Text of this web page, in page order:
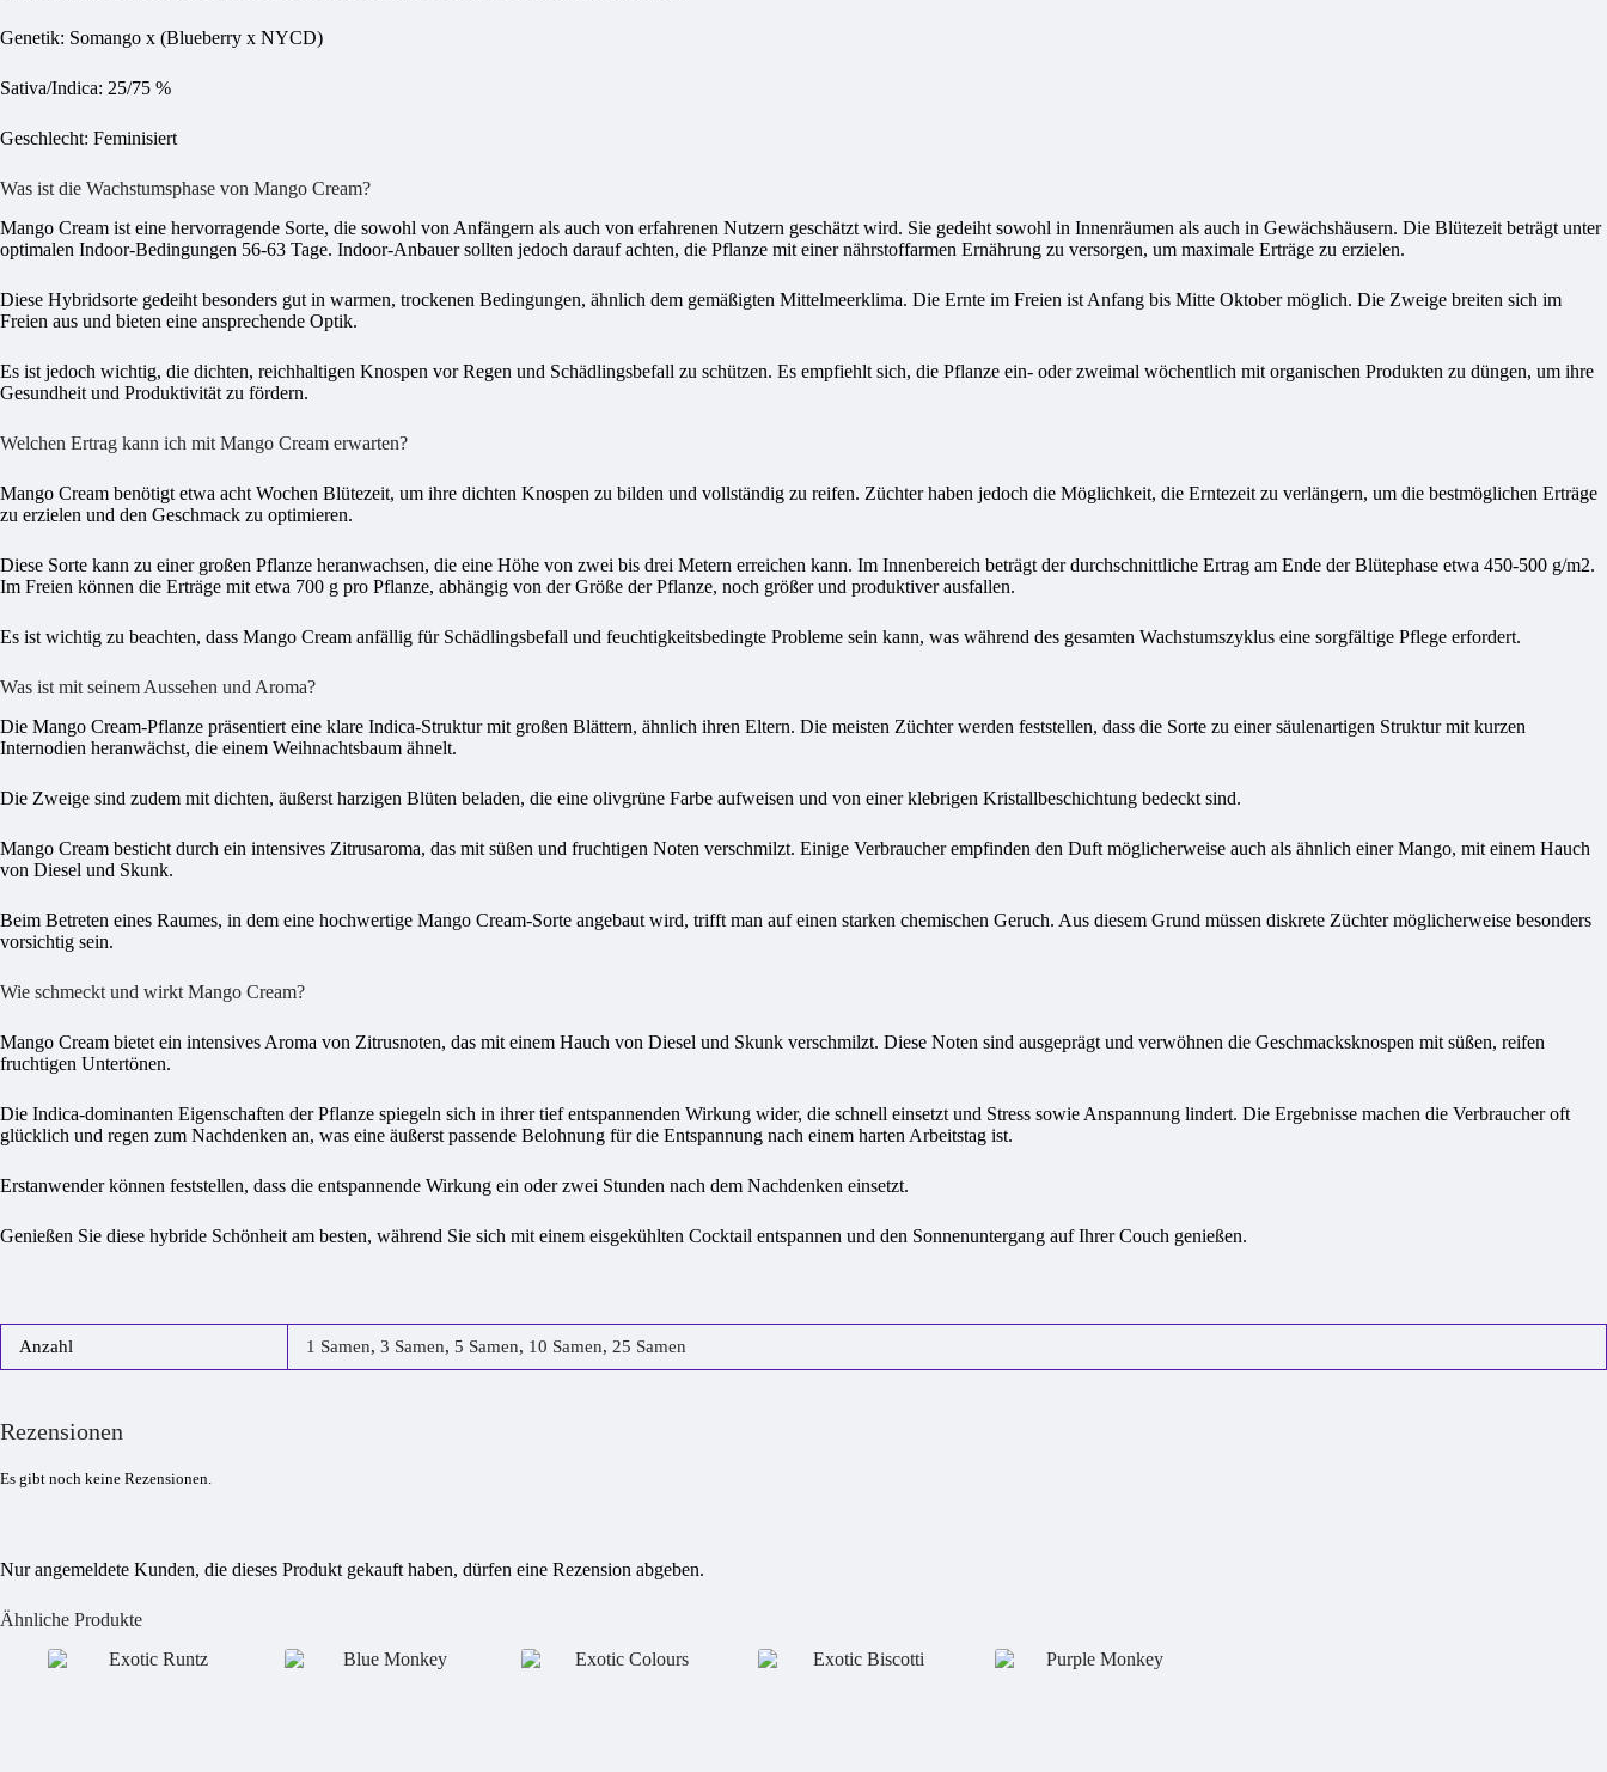
Genetik: Somango x (Blueberry x NYCD)
Sativa/Indica: 25/75 %
Geschlecht: Feminisiert
Was ist die Wachstumsphase von Mango Cream?
Mango Cream ist eine hervorragende Sorte, die sowohl von Anfängern als auch von erfahrenen Nutzern geschätzt wird. Sie gedeiht sowohl in Innenräumen als auch in Gewächshäusern. Die Blütezeit beträgt unter
optimalen Indoor-Bedingungen 56-63 Tage. Indoor-Anbauer sollten jedoch darauf achten, die Pflanze mit einer nährstoffarmen Ernährung zu versorgen, um maximale Erträge zu erzielen.
Diese Hybridsorte gedeiht besonders gut in warmen, trockenen Bedingungen, ähnlich dem gemäßigten Mittelmeerklima. Die Ernte im Freien ist Anfang bis Mitte Oktober möglich. Die Zweige breiten sich im
Freien aus und bieten eine ansprechende Optik.
Es ist jedoch wichtig, die dichten, reichhaltigen Knospen vor Regen und Schädlingsbefall zu schützen. Es empfiehlt sich, die Pflanze ein- oder zweimal wöchentlich mit organischen Produkten zu düngen, um ihre
Gesundheit und Produktivität zu fördern.
Welchen Ertrag kann ich mit Mango Cream erwarten?
Mango Cream benötigt etwa acht Wochen Blütezeit, um ihre dichten Knospen zu bilden und vollständig zu reifen. Züchter haben jedoch die Möglichkeit, die Erntezeit zu verlängern, um die bestmöglichen Erträge
zu erzielen und den Geschmack zu optimieren.
Diese Sorte kann zu einer großen Pflanze heranwachsen, die eine Höhe von zwei bis drei Metern erreichen kann. Im Innenbereich beträgt der durchschnittliche Ertrag am Ende der Blütephase etwa 450-500 g/m2.
Im Freien können die Erträge mit etwa 700 g pro Pflanze, abhängig von der Größe der Pflanze, noch größer und produktiver ausfallen.
Es ist wichtig zu beachten, dass Mango Cream anfällig für Schädlingsbefall und feuchtigkeitsbedingte Probleme sein kann, was während des gesamten Wachstumszyklus eine sorgfältige Pflege erfordert.
Was ist mit seinem Aussehen und Aroma?
Die Mango Cream-Pflanze präsentiert eine klare Indica-Struktur mit großen Blättern, ähnlich ihren Eltern. Die meisten Züchter werden feststellen, dass die Sorte zu einer säulenartigen Struktur mit kurzen
Internodien heranwächst, die einem Weihnachtsbaum ähnelt.
Die Zweige sind zudem mit dichten, äußerst harzigen Blüten beladen, die eine olivgrüne Farbe aufweisen und von einer klebrigen Kristallbeschichtung bedeckt sind.
Mango Cream besticht durch ein intensives Zitrusaroma, das mit süßen und fruchtigen Noten verschmilzt. Einige Verbraucher empfinden den Duft möglicherweise auch als ähnlich einer Mango, mit einem Hauch
von Diesel und Skunk.
Beim Betreten eines Raumes, in dem eine hochwertige Mango Cream-Sorte angebaut wird, trifft man auf einen starken chemischen Geruch. Aus diesem Grund müssen diskrete Züchter möglicherweise besonders
vorsichtig sein.
Wie schmeckt und wirkt Mango Cream?
Mango Cream bietet ein intensives Aroma von Zitrusnoten, das mit einem Hauch von Diesel und Skunk verschmilzt. Diese Noten sind ausgeprägt und verwöhnen die Geschmacksknospen mit süßen, reifen
fruchtigen Untertönen.
Die Indica-dominanten Eigenschaften der Pflanze spiegeln sich in ihrer tief entspannenden Wirkung wider, die schnell einsetzt und Stress sowie Anspannung lindert. Die Ergebnisse machen die Verbraucher oft
glücklich und regen zum Nachdenken an, was eine äußerst passende Belohnung für die Entspannung nach einem harten Arbeitstag ist.
Erstanwender können feststellen, dass die entspannende Wirkung ein oder zwei Stunden nach dem Nachdenken einsetzt.
Genießen Sie diese hybride Schönheit am besten, während Sie sich mit einem eisgekühlten Cocktail entspannen und den Sonnenuntergang auf Ihrer Couch genießen.
Anzahl 1 Samen, 3 Samen, 5 Samen, 10 Samen, 25 Samen
Rezensionen
Es gibt noch keine Rezensionen.
Nur angemeldete Kunden, die dieses Produkt gekauft haben, dürfen eine Rezension abgeben.
Ähnliche Produkte